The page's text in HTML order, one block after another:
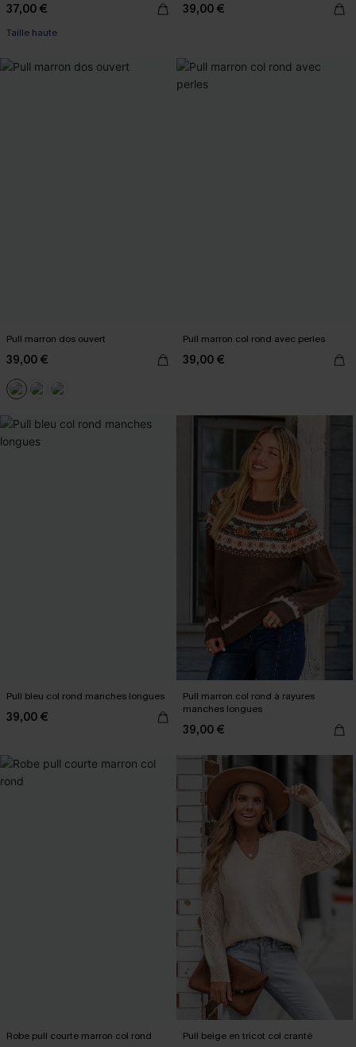
37,00 €
Taille haute
39,00 €
Pull marron dos ouvert
39,00 €
Pull marron col rond avec perles
39,00 €
Pull bleu col rond manches longues
39,00 €
Pull marron col rond à rayures
manches longues
39,00 €
Robe pull courte marron col rond Pull beige en tricot col cranté